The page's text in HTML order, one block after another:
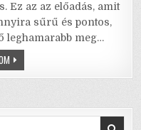
ai
l
at
s
p
p
ar
e
Ez az az előadás, amit
sűrű és pontos,
leghamarabb meg…
PATIKA